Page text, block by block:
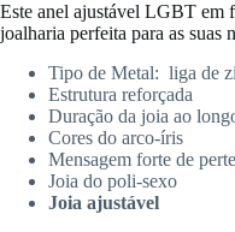
Este anel ajustável LGBT em
joalharia perfeita para as suas
Tipo de Metal: liga de
Estrutura reforçada
Duração da joia ao
Cores do arco-íris
Mensagem forte de
Joia do poli-sexo
Joia ajustável